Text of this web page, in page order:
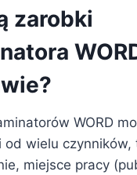
zarobki
WORD
od wielu czynników,
miejsce pracy